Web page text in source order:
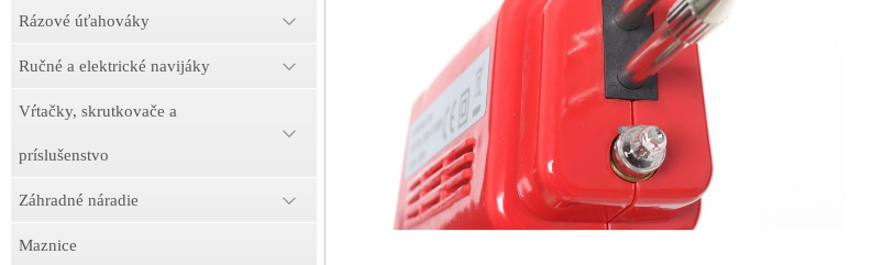
Rázové úťahováky
Ručné a elektrické navijáky
Vŕtačky, skrutkovače a
príslušenstvo
Záhradné náradie
Maznice